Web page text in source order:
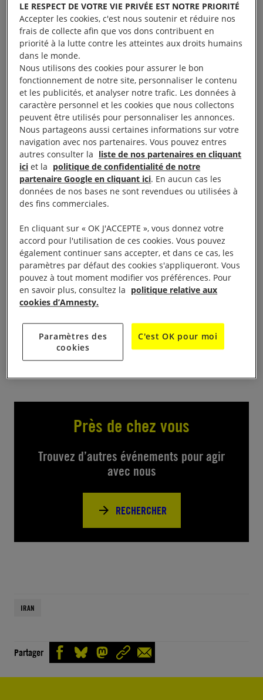
Projection Débat du filmTaxi Téhéranà 19h30,
Bistrot-bar Les Tilleuls
film Taxi Teheran de Jafar Panahi, récemment libéré
de prison en Iran. Suivi d’un débat sur l’horrible
situation actuelle de l’Iran et des droits des femmes.
Des membres de la communauté iranienne de
Toulouse seront présents pour apporter leur
témoignage sur la situation et de leurs actions.
Près de chez vous
Trouvez d’autres événements pour agir
avec nous
RECHERCHER
IRAN
Partager
LE RESPECT DE VOTRE VIE PRIVÉE EST NOTRE PRIORITÉ
Accepter les cookies, c'est nous soutenir et réduire nos
frais de collecte afin que vos dons contribuent en
priorité à la lutte contre les atteintes aux droits humains
dans le monde.
Nous utilisons des cookies pour assurer le bon
fonctionnement de notre site, personnaliser le contenu
et les publicités, et analyser notre trafic. Les données à
caractère personnel et les cookies que nous collectons
peuvent être utilisés pour personnaliser les annonces.
Nous partageons aussi certaines informations sur votre
navigation avec nos partenaires. Vous pouvez entres
autres consulter la liste de nos partenaires en cliquant
ici et la politique de confidentialité de notre
partenaire Google en cliquant ici. En aucun cas les
données de nos bases ne sont revendues ou utilisées à
des fins commerciales.
En cliquant sur « OK J'ACCEPTE », vous donnez votre
accord pour l'utilisation de ces cookies. Vous pouvez
également continuer sans accepter, et dans ce cas, les
paramètres par défaut des cookies s'appliqueront. Vous
pouvez à tout moment modifier vos préférences. Pour
en savoir plus, consultez la politique relative aux
cookies d’Amnesty.
Paramètres des
cookies
C'est OK pour moi